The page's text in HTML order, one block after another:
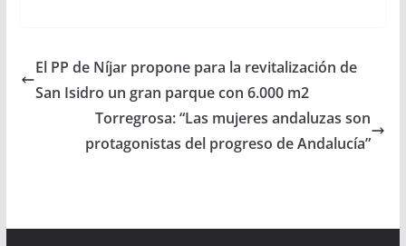
El PP de Níjar propone para la revitalización de
San Isidro un gran parque con 6.000 m2
Torregrosa: “Las mujeres andaluzas son
protagonistas del progreso de Andalucía”